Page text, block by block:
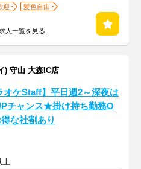
迎
髪色自由
人一覧を見る
) 守山 大森IC店
オケStaff】平日週2～深夜は
チャンス★掛け持ち勤務O
な社割あり
上